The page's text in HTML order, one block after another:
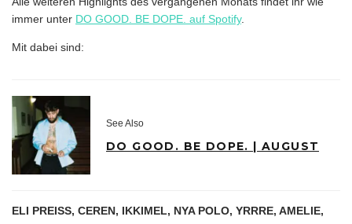
immer unter DO GOOD. BE DOPE. auf Spotify.
Mit dabei sind:
See Also
DO GOOD. BE DOPE. | AUGUST
ELI PREISS, CEREN, IKKIMEL, NYA POLO, YRRRE, AMELIE,